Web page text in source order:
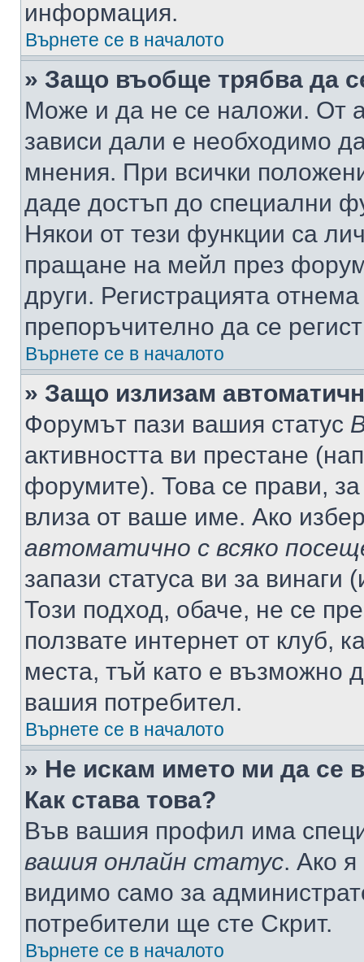
информация.
Върнете се в началото
» Защо въобще трябва да
Може и да не се наложи. От
зависи дали е необходимо
мнения. При всички
даде достъп до специални
Някои от тези функции са
пращане на мейл през
други. Регистрацията
препоръчително да се
Върнете се в началото
» Защо излизам
Форумът пази вашия статус
активността ви престане
форумите). Това се прави,
влиза от ваше име. Ако
автоматично с всяко
запази статуса ви за винаги
Този подход, обаче, не се
ползвате интернет от клуб,
места, тъй като е възможно
вашия потребител.
Върнете се в началото
» Не искам името ми да се
Как става това?
Във вашия профил има
вашия онлайн статус. Ако
видимо само за
потребители ще сте Скрит.
Върнете се в началото